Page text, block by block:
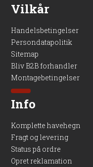
Vilkår
Handelsbetingelser
Persondatapolitik
Sitemap
Bliv B2B forhandler
Montagebetingelser
Info
Komplette havehegn
Fragt og levering
Status på ordre
Opret reklamation